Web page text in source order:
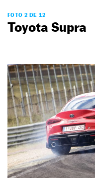
FOTO 2 DE 12
Toyota Supra